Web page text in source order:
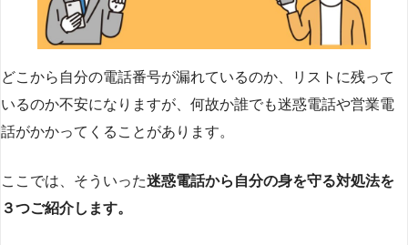
どこから自分の電話番号が漏れているのか、リストに残って
いるのか不安になりますが、何故か誰でも迷惑電話や営業電
話がかかってくることがあります。
ここでは、そういった迷惑電話から自分の身を守る対処法を
３つご紹介します。